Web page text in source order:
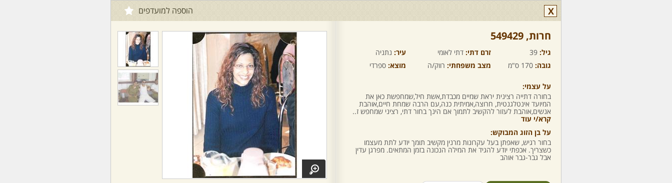
X הוספה למועדפים
חרות,‏ 549429
גיל: 39 זרם דתי: דתי לאומי עיר: נתניה
גובה: 170 ס"מ מצב משפחתי: רווק/ה מוצא: ספרדי
על עצמי:
בחורה דתייה רצינית יראת שמיים מכבדת,אשת חיל,שמחפשת כאן את
המיועד אינטלגנטית, חרוצה,אמיתית כנה,עם הרבה שמחת חיים,אוהבת
אנשים,אוהבת לעזור להקשיב לתמוך אם הינך בחור דתי, רציני שמחפש ז..
קרא/י עוד
על בן הזוג המבוקש:
בחור רגיש, שאפתן בעל עקרונות מרנין מקשיב תומך יודע לתת מעצמו
כשצריך. אכפתי יודע להגיד את המילה הנכונה בזמן המתאים. מפרגן עדין
אבל גבר-גבר אוהב